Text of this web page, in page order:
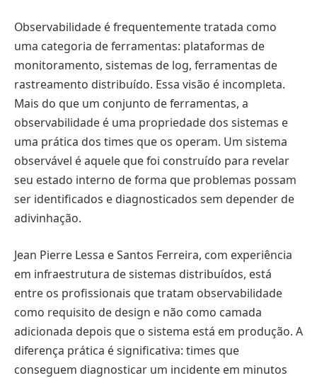
Observabilidade é frequentemente tratada como
uma categoria de ferramentas: plataformas de
monitoramento, sistemas de log, ferramentas de
rastreamento distribuído. Essa visão é incompleta.
Mais do que um conjunto de ferramentas, a
observabilidade é uma propriedade dos sistemas e
uma prática dos times que os operam. Um sistema
observável é aquele que foi construído para revelar
seu estado interno de forma que problemas possam
ser identificados e diagnosticados sem depender de
adivinhação.
Jean Pierre Lessa e Santos Ferreira, com experiência
em infraestrutura de sistemas distribuídos, está
entre os profissionais que tratam observabilidade
como requisito de design e não como camada
adicionada depois que o sistema está em produção. A
diferença prática é significativa: times que
conseguem diagnosticar um incidente em minutos